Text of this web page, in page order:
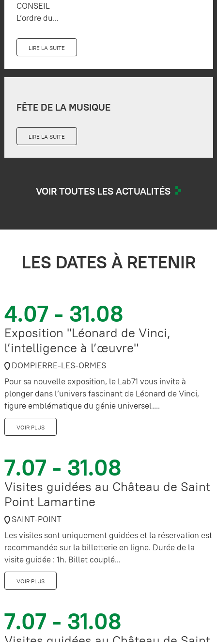
CONSEIL
L’ordre du...
LIRE LA SUITE
FÊTE DE LA MUSIQUE
LIRE LA SUITE
VOIR TOUTES LES ACTUALITÉS
LES DATES À RETENIR
4.07 - 31.08
Exposition "Léonard de Vinci,
l’intelligence à l’œuvre"
DOMPIERRE-LES-ORMES
Pour sa nouvelle exposition, le Lab71 vous invite à
plonger dans l’univers fascinant de Léonard de Vinci,
figure emblématique du génie universel....
VOIR PLUS
7.07 - 31.08
Visites guidées au Château de Saint
Point Lamartine
SAINT-POINT
Les visites sont uniquement guidées et la réservation est
recommandée sur la billetterie en ligne. Durée de la
visite guidée : 1h. Billet couplé...
VOIR PLUS
7.07 - 31.08